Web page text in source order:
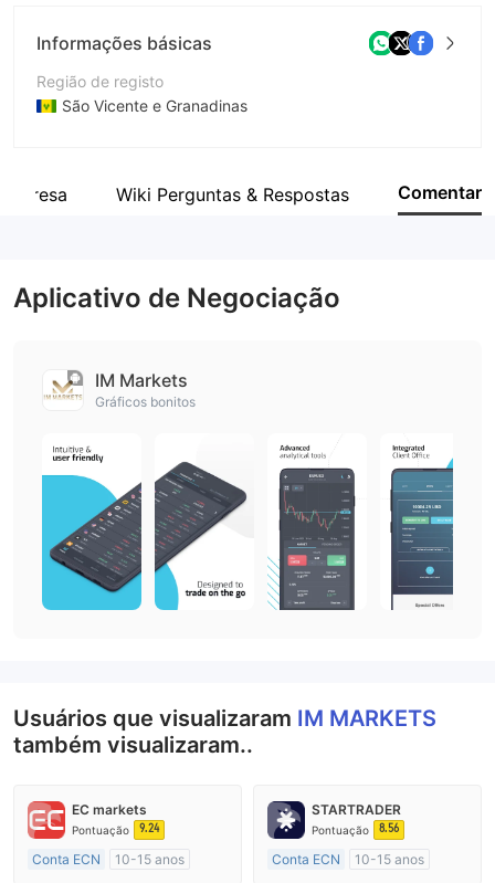
Informações básicas
Região de registo
São Vicente e Granadinas
Empresa
Wiki Perguntas & Respostas Comentar
Aplicativo de Negociação
IM Markets
Gráficos bonitos
Usuários que visualizaram IM MARKETS
também visualizaram..
EC markets
Pontuação 9.24
Conta ECN
10-15 anos
STARTRADER
Pontuação 8.56
Conta ECN
10-15 anos